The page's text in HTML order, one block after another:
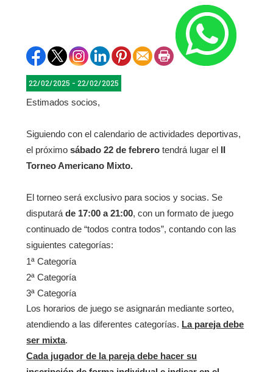
22/02/2025 - 22/02/2025
Estimados socios,
Siguiendo con el calendario de actividades deportivas,
el próximosábado 22 de febrero tendrá lugar el
Torneo Americano Mixto.
El torneo será exclusivo para socios y socias. Se
disputaráde 17:00 a 21:00, con un formato de juego
continuado de “todos contra todos”, contando con las
siguientes categorías:
1ª Categoría
2ª Categoría
3ª Categoría
Los horarios de juego se asignarán mediante sorteo,
atendiendo a las diferentes categorías. La pareja debe
ser mixta.
Cada jugador de la pareja debe hacer su